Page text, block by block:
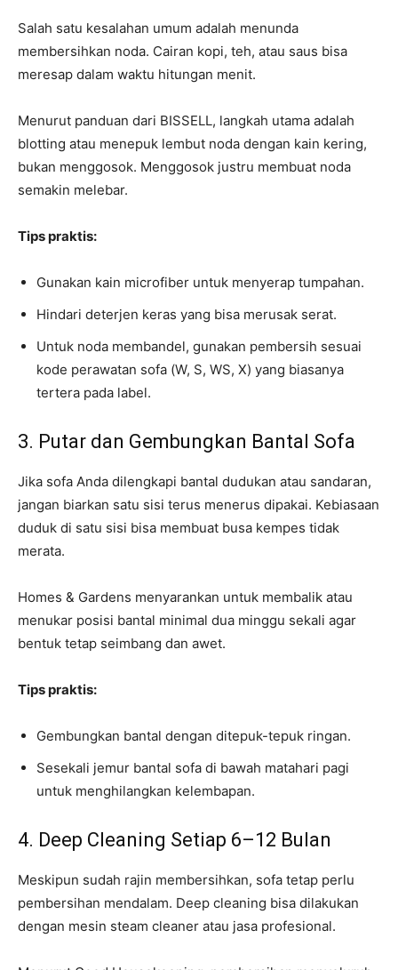
Salah satu kesalahan umum adalah menunda
membersihkan noda. Cairan kopi, teh, atau saus bisa
meresap dalam waktu hitungan menit.
Menurut panduan dari BISSELL, langkah utama adalah
blotting atau menepuk lembut noda dengan kain kering,
bukan menggosok. Menggosok justru membuat noda
semakin melebar.
Tips praktis:
Gunakan kain microfiber untuk menyerap tumpahan.
Hindari deterjen keras yang bisa merusak serat.
Untuk noda membandel, gunakan pembersih sesuai
kode perawatan sofa (W, S, WS, X) yang biasanya
tertera pada label.
3. Putar dan Gembungkan Bantal Sofa
Jika sofa Anda dilengkapi bantal dudukan atau sandaran,
jangan biarkan satu sisi terus menerus dipakai. Kebiasaan
duduk di satu sisi bisa membuat busa kempes tidak
merata.
Homes & Gardens menyarankan untuk membalik atau
menukar posisi bantal minimal dua minggu sekali agar
bentuk tetap seimbang dan awet.
Tips praktis:
Gembungkan bantal dengan ditepuk-tepuk ringan.
Sesekali jemur bantal sofa di bawah matahari pagi
untuk menghilangkan kelembapan.
4. Deep Cleaning Setiap 6–12 Bulan
Meskipun sudah rajin membersihkan, sofa tetap perlu
pembersihan mendalam. Deep cleaning bisa dilakukan
dengan mesin steam cleaner atau jasa profesional.